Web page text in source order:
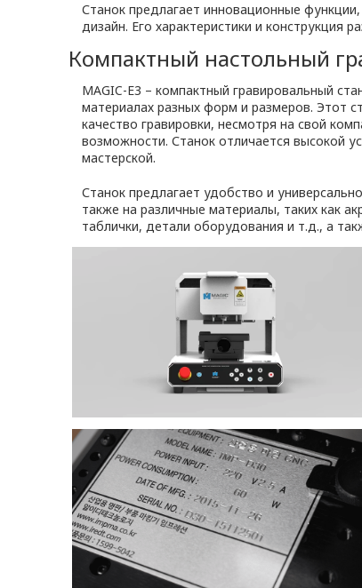
Станок предлагает инновационные
дизайн. Его характеристики и конструкция
Компактный настольный
MAGIC-E3 – компактный гравировальный
материалах разных форм и размеров. Этот
качество гравировки, несмотря на свой
возможности. Станок отличается высокой
мастерской.
Станок предлагает удобство и
также на различные материалы, таких как
таблички, детали оборудования и т.д., а